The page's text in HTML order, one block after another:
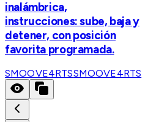
inalámbrica,
instrucciones: sube, baja y
detener, con posición
favorita programada.
SMOOVE4RTSSMOOVE4RTS